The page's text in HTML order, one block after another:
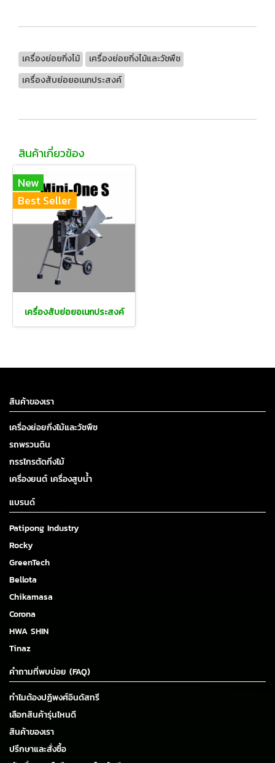
เครื่องย่อยกิ่งไม้
เครื่องย่อยกิ่งไม้และวัชพืช
เครื่องสับย่อยอเนกประสงค์
สินค้าเกี่ยวข้อง
New
Best Seller
เครื่องสับย่อยอเนกประสงค์
สินค้าของเรา
เครื่องย่อยกิ่งไม้และวัชพืช
รถพรวนดิน
กรรไกรตัดกิ่งไม้
เครื่องยนต์ เครื่องสูบน้ำ
แบรนด์
Patipong Industry
Rocky
GreenTech
Bellota
Chikamasa
Corona
HWA SHIN
Tinaz
คำถามที่พบบ่อย (FAQ)
ทำไมต้องปฏิพงศ์อินดัสทรี
เลือกสินค้ารุ่นไหนดี
สินค้าของเรา
ปรึกษาและสั่งซื้อ